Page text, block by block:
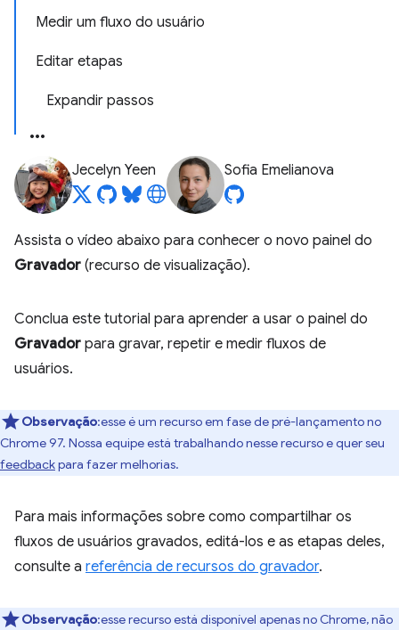
Medir um fluxo do usuário
Editar etapas
Expandir passos
Jecelyn Yeen Sofia Emelianova
Assista o vídeo abaixo para conhecer o novo painel do
Gravador (recurso de visualização).
Conclua este tutorial para aprender a usar o painel do
Gravador para gravar, repetir e medir fluxos de
usuários.
Observação:esse é um recurso em fase de pré-lançamento no
Chrome 97. Nossa equipe está trabalhando nesse recurso e quer seu
feedbackpara fazer melhorias.
Para mais informações sobre como compartilhar os
fluxos de usuários gravados, editá-los e as etapas deles,
consulte a referência de recursos do gravador.
Observação:esse recurso está disponível apenas no Chrome, não